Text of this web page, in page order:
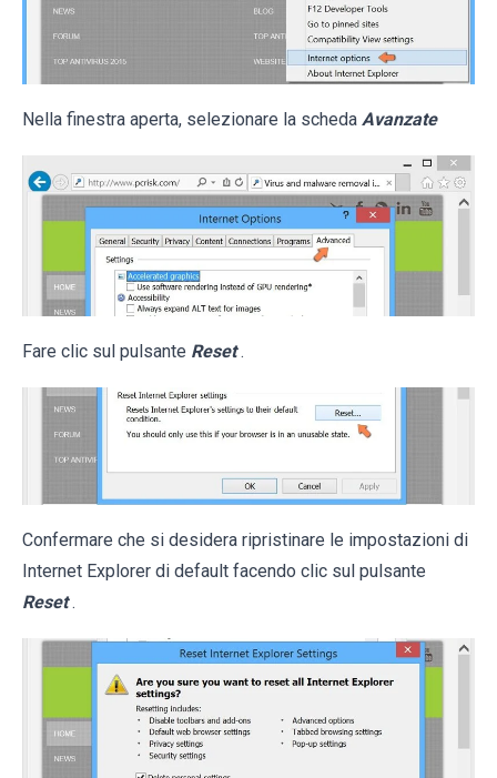
Nella finestra aperta, selezionare la scheda Avanzate
Fare clic sul pulsante Reset .
Confermare che si desidera ripristinare le impostazioni di
Internet Explorer di default facendo clic sul pulsante
Reset .